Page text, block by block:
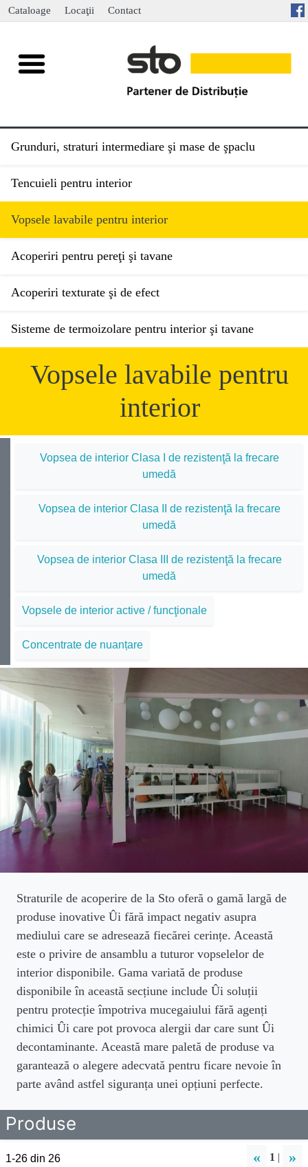
Cataloage Locaţii Contact
Grunduri, straturi intermediare şi mase de şpaclu
Tencuieli pentru interior
Vopsele lavabile pentru interior
Acoperiri pentru pereţi şi tavane
Acoperiri texturate şi de efect
Sisteme de termoizolare pentru interior şi tavane
Vopsele lavabile pentru
interior
Vopsea de interior Clasa I de rezistenţă la frecare
umedă
Vopsea de interior Clasa II de rezistenţă la frecare
umedă
Vopsea de interior Clasa III de rezistenţă la frecare
umedă
Vopsele de interior active / funcţionale
Concentrate de nuanțare
Straturile de acoperire de la Sto oferă o gamă largă de
produse inovative Ûi fără impact negativ asupra
mediului care se adresează fiecărei cerințe. Această
este o privire de ansamblu a tuturor vopselelor de
interior disponibile. Gama variată de produse
disponibile în această secțiune include Ûi soluții
pentru protecție împotriva mucegaiului fără agenți
chimici Ûi care pot provoca alergii dar care sunt Ûi
decontaminante. Această mare paletă de produse va
garantează o alegere adecvată pentru ficare nevoie în
parte având astfel siguranța unei opțiuni perfecte.
Produse
1-26 din 26 « 1
»